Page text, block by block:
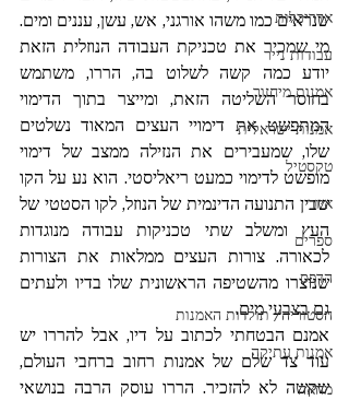
אדריכלות
עבודות נייר
אמנות מיחזור
אמנות ישראלית
טקסטיל
איור
ספרים
הדפס
הסטוריה/ תולדות האמנות
אמנות עתיקה
מחאה
גם בצבעי מים.